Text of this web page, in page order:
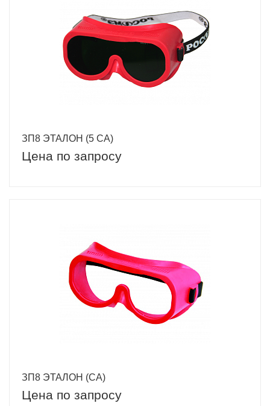
ЗП8 ЭТАЛОН (5 CA)
Цена по запросу
ЗП8 ЭТАЛОН (CA)
Цена по запросу